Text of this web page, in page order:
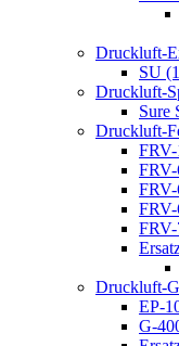
Druckluft-
SU
Druckluft-
Sure
Druckluft-
FRV-
Druckluft-
EP-
G-